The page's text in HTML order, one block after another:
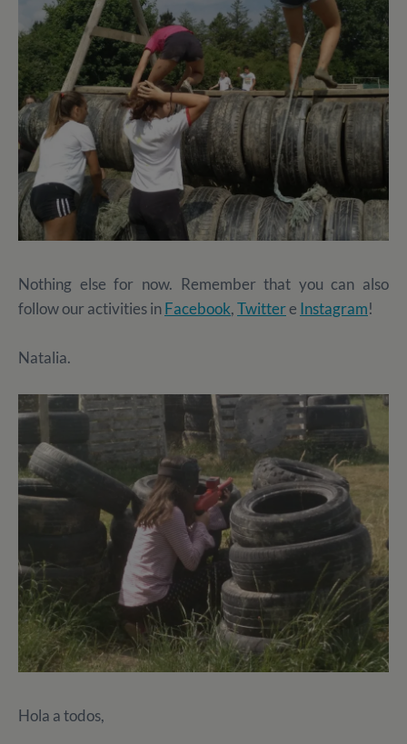
Nothing else for now. Remember that you can also
follow our activities inFacebook,Twittere Instagram!
Natalia.
Hola a todos,